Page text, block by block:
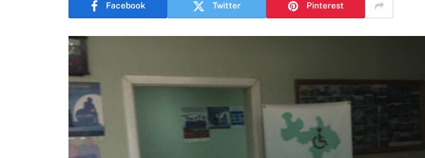
Facebook Twitter Pinterest